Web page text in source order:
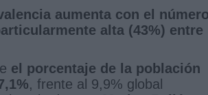
aumenta con el
alta (43%) entre
el porcentaje de la población
, frente al 9,9% global